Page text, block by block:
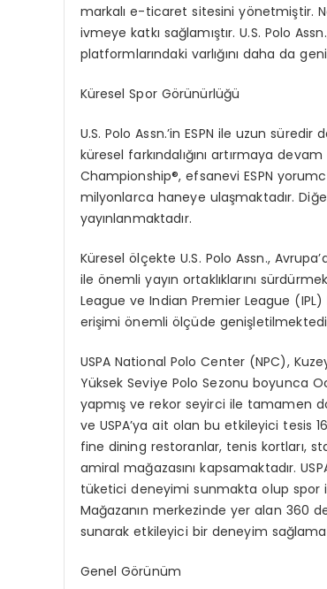
markalıe-ticaret sitesini yönetmiştir.
ivmeye katkı sağlamıştır. U.S. Polo
platformlarındaki varlığını daha da geni
Küresel Spor Görünürlüğü
U.S. Polo Assn.’in ESPN ile uzun süredir
küresel farkındalığınıartırmaya devam
Championship®, efsanevi ESPN
milyonlarca haneye ulaşmaktadır. Diğ
yayınlanmaktadır.
Küreselölçekte U.S. Polo Assn., Avrupa’
ile önemli yayın ortaklıklarını sürdü
League ve Indian Premier League
erişimiönemliölçüde geniş
USPA National Polo Center (NPC),
Yüksek Seviye Polo Sezonu boyunca
yapmışve rekor seyirci ile tamamen
ve USPA’ya ait olan bu etkileyici tesis
fine dining restoranlar, tenis kortları,
amiral mağazasınıkapsamaktadır.
tüketici deneyimi sunmakta olup spor
Mağazanın merkezinde yer alan 360
sunarak etkileyici bir deneyim sağ
GenelGörünüm